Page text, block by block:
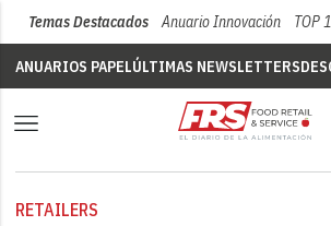
Temas Destacados Anuario Innovación TOP
ANUARIOS PAPELÚLTIMAS NEWSLETTERS
RETAILERS